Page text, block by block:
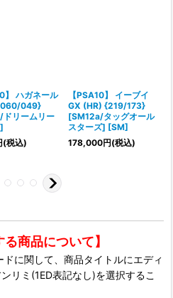
】 ハガネール
049}
リームリー
(税込)
【PSA10】 イーブイ
GX (HR) {219/173}
[SM12a/タッグオール
スターズ] [SM]
178,000円(税込)
商品について】
に関して、商品タイトルにエディ
リミ(1ED表記なし)を選択するこ